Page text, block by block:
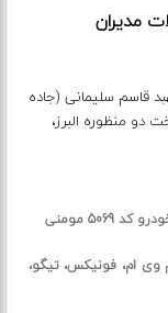
مدیران
قاسم سلیمانی (جاده
دو منظوره البرز،
مومنی
ام، فونیکس، تیگو،